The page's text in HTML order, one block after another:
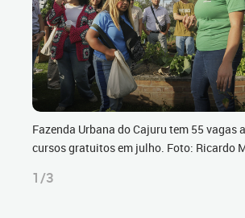
Fazenda Urbana do Cajuru tem 55 vagas
cursos gratuitos em julho. Foto: Ricardo
1/3